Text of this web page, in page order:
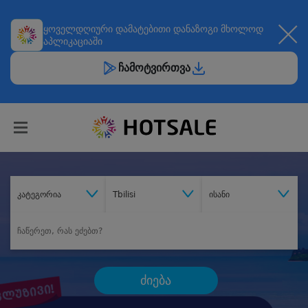
ყოველდღიური დამატებითი დანაზოგი მხოლოდ
აპლიკაციაში
ჩამოტვირთვა
კატეგორია Tbilisi ისანი
ძიება